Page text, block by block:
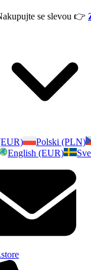
se slevou 👉
Polski (PLN)
English (EUR)